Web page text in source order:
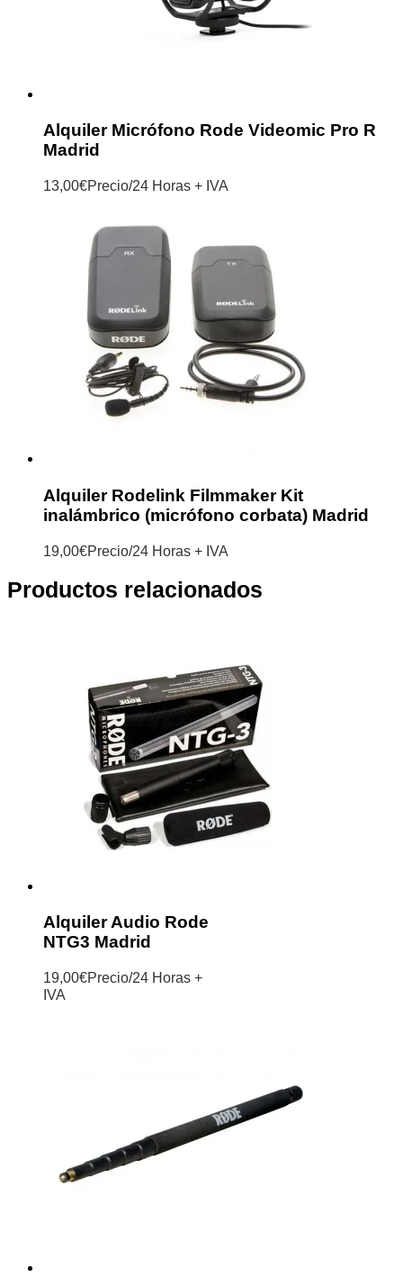
Alquiler Micrófono Rode Videomic Pro R
Madrid
13,00€Precio/24 Horas + IVA
Alquiler Rodelink Filmmaker Kit
inalámbrico (micrófono corbata) Madrid
19,00€Precio/24 Horas + IVA
Productos relacionados
Alquiler Audio Rode
NTG3 Madrid
19,00€Precio/24 Horas +
IVA